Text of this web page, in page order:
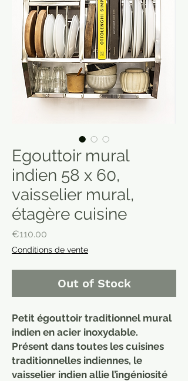
Egouttoir mural
indien 58 x 60,
vaisselier mural,
étagère cuisine
€110.00
Conditions de vente
Out of Stock
Petit égouttoir traditionnel mural
indien en acier inoxydable.
Présent dans toutes les cuisines
traditionnelles indiennes, le
vaisselier indien allie l’ingéniosité